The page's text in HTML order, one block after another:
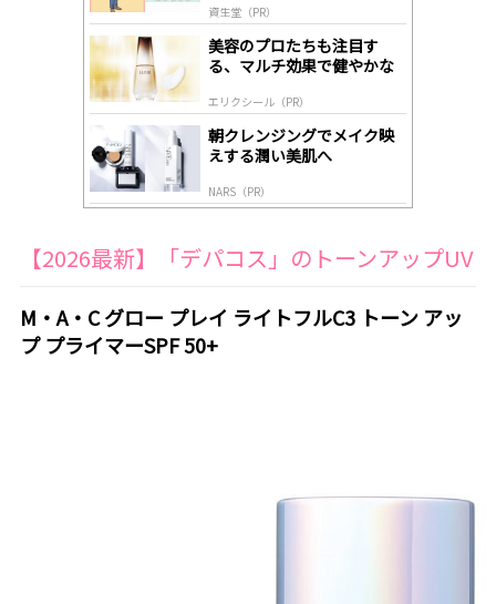
資生堂（PR）
美容のプロたちも注目す
る、マルチ効果で健やかな
エリクシール（PR）
朝クレンジングでメイク映
えする潤い美肌へ
NARS（PR）
【2026最新】「デパコス」のトーンアップUV
M・A・C グロー プレイ ライトフルC3 トーン アッ
プ プライマーSPF 50+